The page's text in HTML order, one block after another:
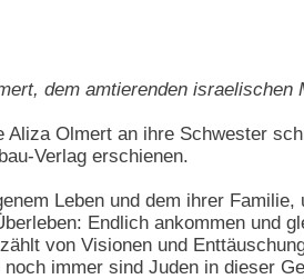
dem amtierenden israelischen
Olmert an ihre Schwester
Verlag erschienen.
Leben und dem ihrer
Endlich ankommen und
von Visionen und
immer sind Juden in dieser